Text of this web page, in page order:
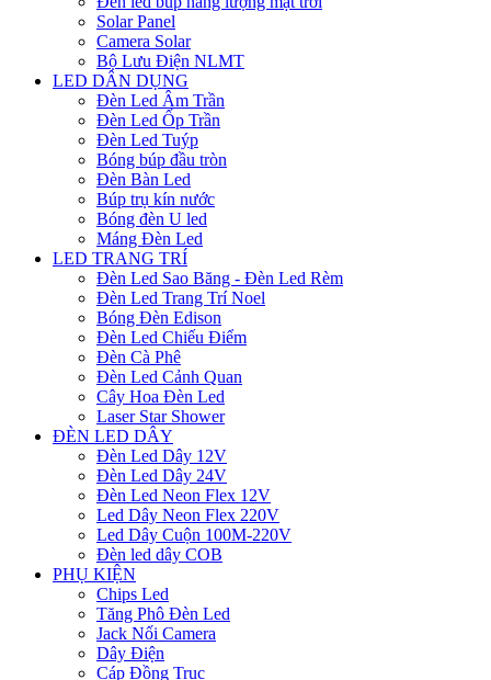
Solar Panel
Camera Solar
Bộ Lưu Điện NLMT
LED DÂN DỤNG
Đèn Led Âm Trần
Đèn Led Ốp Trần
Đèn Led Tuýp
Bóng búp đầu tròn
Đèn Bàn Led
Búp trụ kín nước
Bóng đèn U led
Máng Đèn Led
LED TRANG TRÍ
Đèn Led Sao Băng - Đèn Led Rèm
Đèn Led Trang Trí Noel
Bóng Đèn Edison
Đèn Led Chiếu Điểm
Đèn Cà Phê
Đèn Led Cảnh Quan
Cây Hoa Đèn Led
Laser Star Shower
ĐÈN LED DÂY
Đèn Led Dây 12V
Đèn Led Dây 24V
Đèn Led Neon Flex 12V
Led Dây Neon Flex 220V
Led Dây Cuộn 100M-220V
Đèn led dây COB
PHỤ KIỆN
Chips Led
Tăng Phô Đèn Led
Jack Nối Camera
Dây Điện
Cáp Đồng Trục